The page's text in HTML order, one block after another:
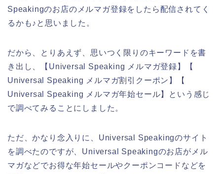
Speakingのお店のメルマガ登録をしたら配信されてく
るかも♪と思いました。
だから、とりあえず、思いつく限りのキーワードを書
き出し、【Universal Speaking メルマガ登録】【
Universal Speaking メルマガ割引クーポン】【
Universal Speaking メルマガ年始セール】という感じ
で調べてみることにしました。
ただ、かなり念入りに、Universal Speakingのサイト
を調べたのですが、Universal Speakingのお店がメル
マガなどでお得な年始セールやクーポンコードなどを